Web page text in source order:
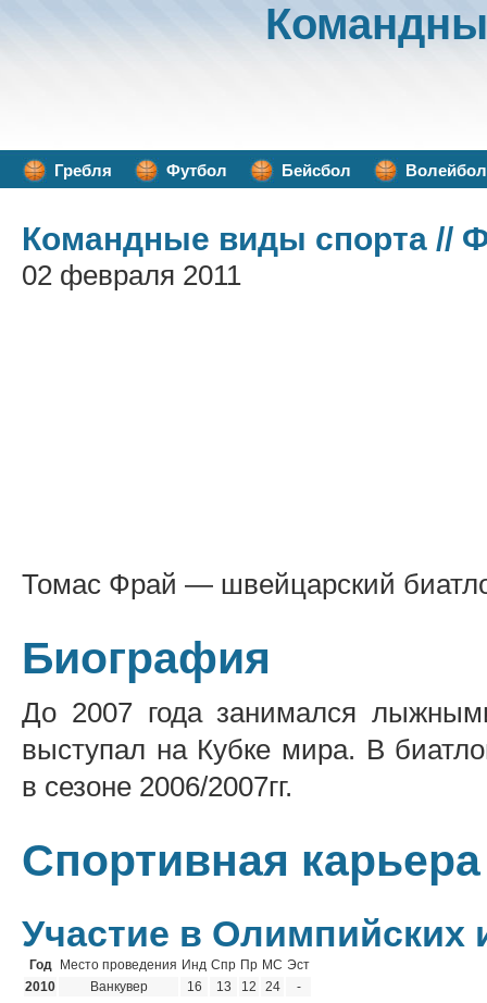
Гребля Футбол Бейсбол Волейбол
Командные виды спорта //
02 февраля 2011
Томас Фрай — швейцарский
Биография
До 2007 года занимался
выступал на Кубке мира. В
в сезоне 2006/2007гг.
Спортивная карьера
Участие в Олимпийских
Год Место проведения Инд Спр Пр МС Эст
2010
Ванкувер 16 13 12 24 -